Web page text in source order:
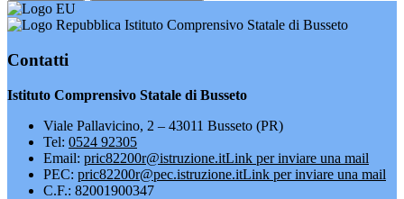
Istituto Comprensivo Statale di Busseto
Contatti
Istituto Comprensivo Statale di Busseto
Viale Pallavicino, 2 – 43011 Busseto (PR)
Tel: 0524 92305
Email: pric82200r@istruzione.itLink per inviare una mail
PEC: pric82200r@pec.istruzione.itLink per inviare una mail
C.F.: 82001900347